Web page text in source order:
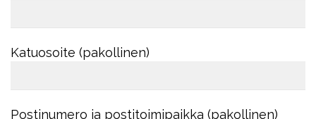
Katuosoite (pakollinen)
Postinumero ja postitoimipaikka (pakollinen)